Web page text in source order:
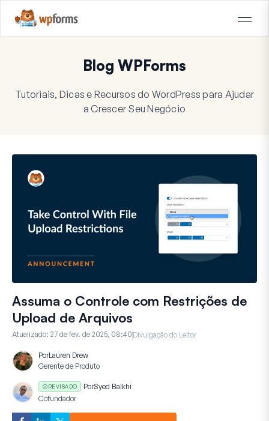
Blog WPForms
Tutoriais, Dicas e Recursos do WordPress para Ajudar
a Crescer Seu Negócio
Assuma o Controle com Restrições de
Upload de Arquivos
Atualizado: 27 de fev. de 2025, 08:40 Divulgação do Leitor
PorLauren Drew
Gerente de Produto
REVISADO PorSyed Balkhi
Cofundador